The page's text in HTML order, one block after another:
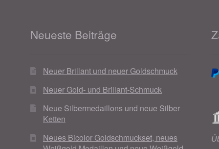
Neueste Beiträge
Neuer Brillant und neuer Goldschmuck
Neuer Gold- und Brillant-Schmuck
Neue Silbermedaillons und neue Silber
Ketten
Neues Bicolor Goldschmuckset, neues